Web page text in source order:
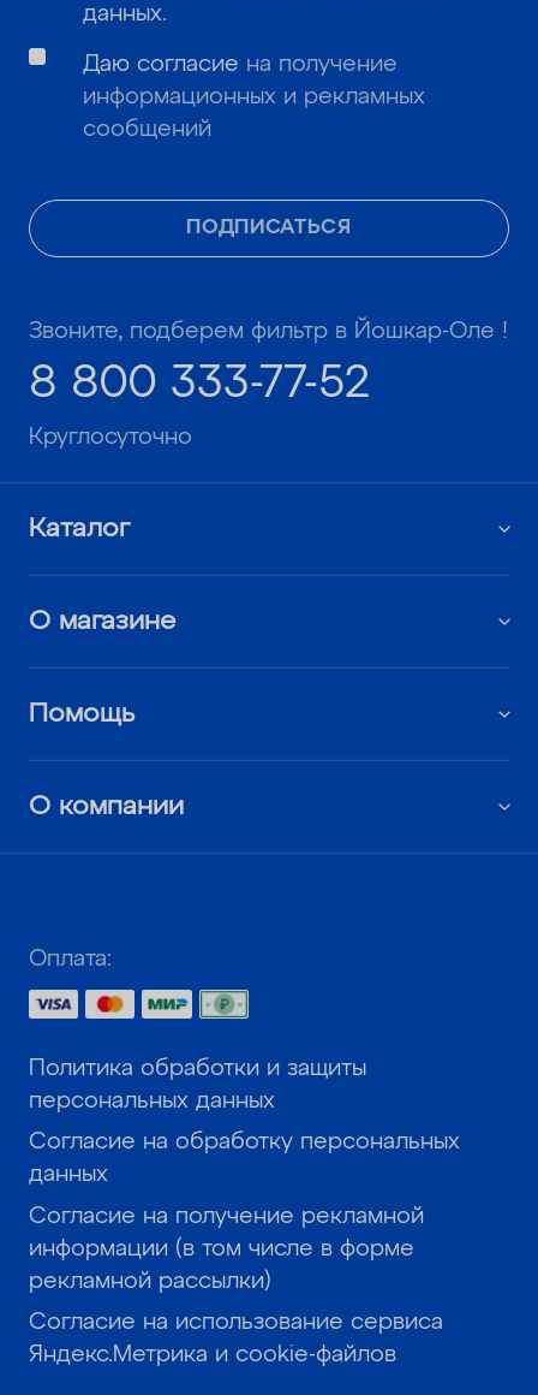
ПОДПИСАТЬСЯ
данных.
Даю согласие на получение
информационных и рекламных
сообщений
Звоните, подберем фильтр в Йошкар-Оле !
8 800 333-77-52
Круглосуточно
Каталог
О магазине
Помощь
О компании
Оплата:
Политика обработки и защиты
персональных данных
Согласие на обработку персональных
данных
Согласие на получение рекламной
информации (в том числе в форме
рекламной рассылки)
Согласие на использование сервиса
Яндекс.Метрика и cookie-файлов